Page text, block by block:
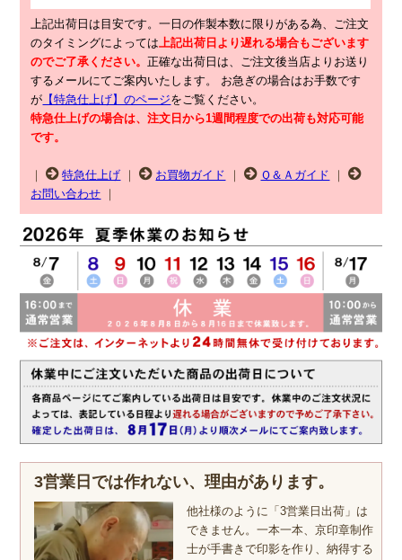
上記出荷日は目安です。一日の作製本数に限りがある為、ご注文
のタイミングによっては上記出荷日より遅れる場合もございます
のでご了承ください。正確な出荷日は、ご注文後当店よりお送り
するメールにてご案内いたします。 お急ぎの場合はお手数です
が 【特急仕上げ】のページをご覧ください。
特急仕上げの場合は、注文日から1週間程度での出荷も対応可能
です。
｜ 特急仕上げ ｜ お買物ガイド ｜ Ｑ＆Ａガイド ｜
お問い合わせ ｜
3営業日では作れない、理由があります。
他社様のように「3営業日出荷」は
できません。一本一本、京印章制作
士が手書きで印影を作り、納得する